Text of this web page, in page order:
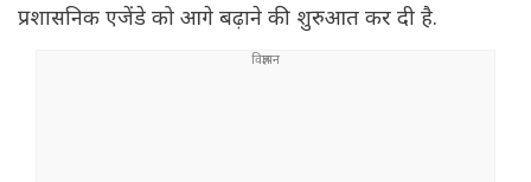
प्रशासनिक एजेंडे को आगे बढ़ाने की शुरुआत कर दी है.